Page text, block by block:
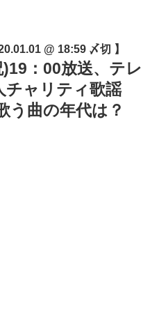
@ 18:59 〆切 】
)19：00放送、テレ
チャリティ歌謡
う曲の年代は？